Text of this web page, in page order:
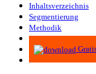
Inhaltsverzeichnis
Segmentierung
Methodik
Infografiken